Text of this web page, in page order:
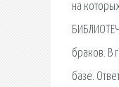
на
браков. В
базе.